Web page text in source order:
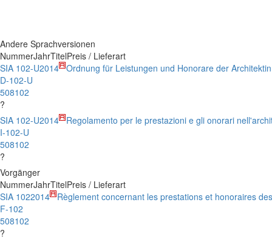
Andere Sprachversionen
NummerJahrTitelPreis / Lieferart
SIA 102-U
D-102-U
508102
?
2014 Ordnung für Leistungen und Honorare der
SIA 102-U
I-102-U
508102
?
2014 Regolamento per le prestazioni e gli onorari
Vorgänger
NummerJahrTitelPreis / Lieferart
SIA 102
F-102
508102
?
2014 Règlement concernant les prestations et honoraires